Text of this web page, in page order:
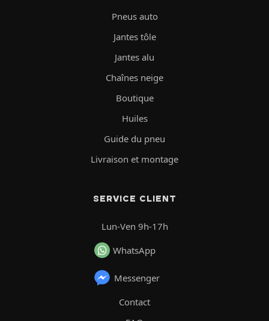
Pneus auto
Jantes tôle
Jantes alu
Chaînes neige
Boutique
Huiles
Guide du pneu
Livraison et montage
SERVICE CLIENT
Lun-Ven 9h-17h
WhatsApp
Messenger
Contact